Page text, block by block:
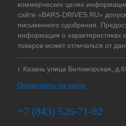
коммерческих целях
сайте «BARS-DRIVES.RU»
письменного одобрения.
информация о характеристиках
товаров может отличаться от
г. Казань улица Беломорская,
Посмотреть на карте
+7 (843) 526-71-92